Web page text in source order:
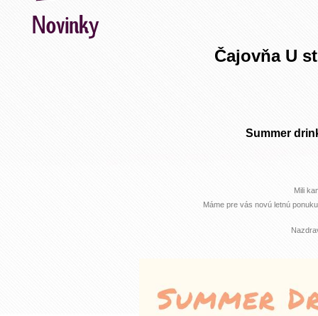
Čajovňa U
Summer
Mili
Máme pre vás novú letnú